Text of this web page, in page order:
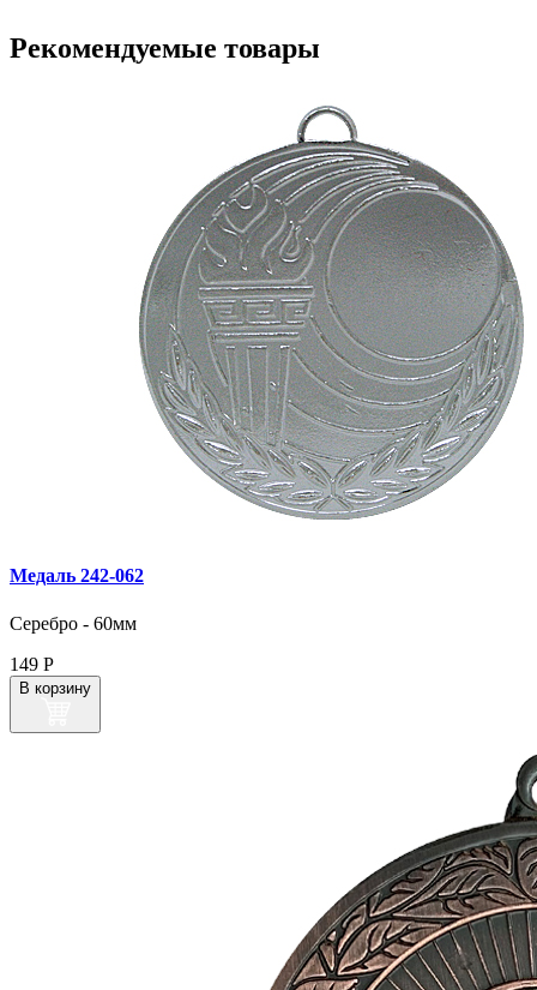
Рекомендуемые товары
Медаль 242‑062
Серебро - 60мм
149 Р
В корзину